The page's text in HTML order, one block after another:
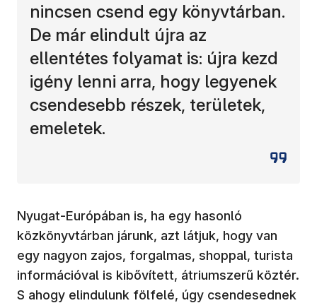
nincsen csend egy könyvtárban.
De már elindult újra az
ellentétes folyamat is: újra kezd
igény lenni arra, hogy legyenek
csendesebb részek, területek,
emeletek.
Nyugat-Európában is, ha egy hasonló
közkönyvtárban járunk, azt látjuk, hogy van
egy nagyon zajos, forgalmas, shoppal, turista
információval is kibővített, átriumszerű köztér.
S ahogy elindulunk fölfelé, úgy csendesednek